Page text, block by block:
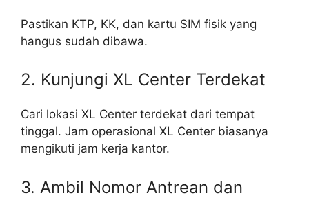
Pastikan KTP, KK, dan kartu SIM fisik yang
hangus sudah dibawa.
2. Kunjungi XL Center Terdekat
Cari lokasi XL Center terdekat dari tempat
tinggal. Jam operasional XL Center biasanya
mengikuti jam kerja kantor.
3. Ambil Nomor Antrean dan